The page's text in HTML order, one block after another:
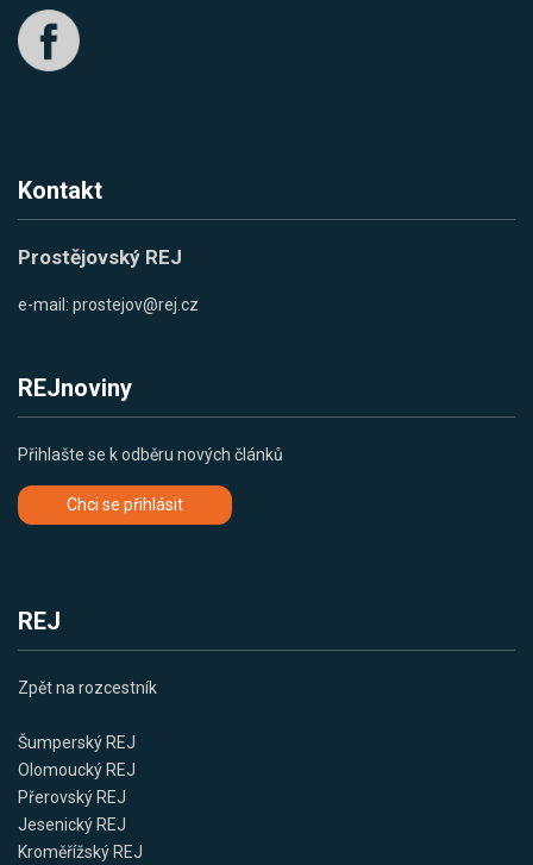
Kontakt
Prostějovský REJ
e-mail: prostejov@rej.cz
REJnoviny
Přihlašte se k odběru nových článků
Chci se přihlásit
REJ
Zpět na rozcestník
Šumperský REJ
Olomoucký REJ
Přerovský REJ
Jesenický REJ
Kroměřížský REJ